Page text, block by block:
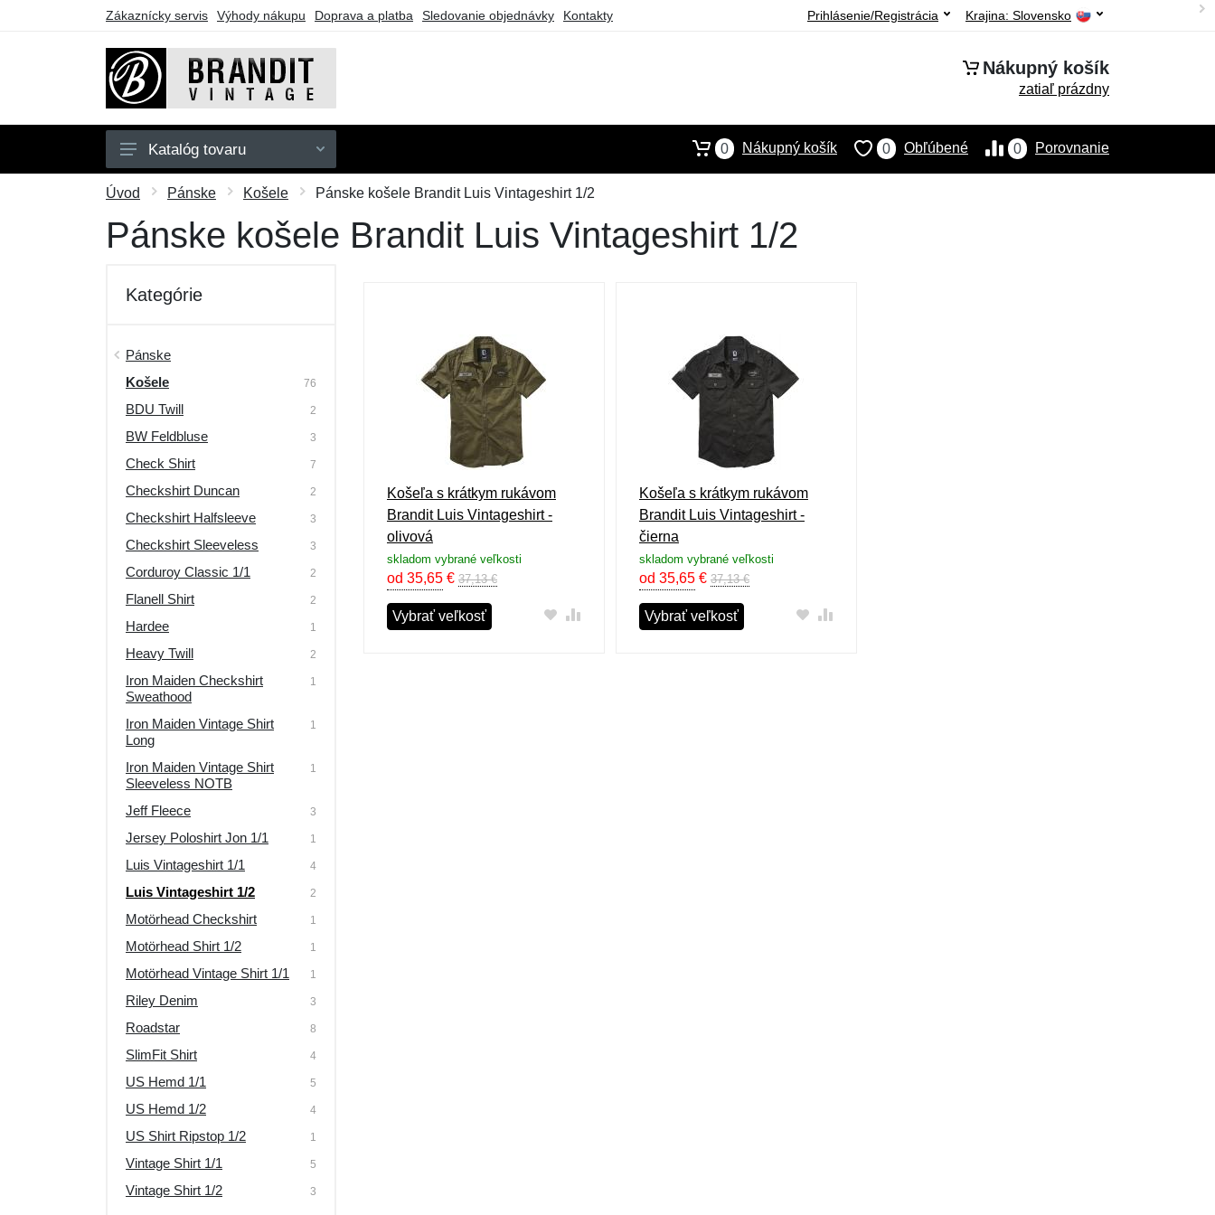
Zákaznícky servis Výhody nákupu Doprava a platba Sledovanie objednávky Kontakty Krajina: Slovensko
Prihlásenie/Registrácia
Nákupný košík
zatiaľ prázdny
Pánske
Dámske
Doplnky
Outdoor
Darčekové poukazy
Výpredaj
Katalóg tovaru 0 Porovnanie
0 Obľúbené
0 Nákupný košík
Úvod Pánske Košele Pánske košele Brandit Luis Vintageshirt 1/2
Pánske košele Brandit Luis Vintageshirt 1/2
Kategórie
Pánske
Košele
76
BDU Twill 2
BW Feldbluse 3
Check Shirt 7
Checkshirt Duncan 2
Checkshirt Halfsleeve 3
Checkshirt Sleeveless 3
Corduroy Classic 1/1 2
Flanell Shirt 2
Hardee 1
Heavy Twill 2
Iron Maiden Checkshirt
Sweathood
1
Iron Maiden Vintage Shirt
Long
1
Iron Maiden Vintage Shirt
Sleeveless NOTB
1
Jeff Fleece 3
Jersey Poloshirt Jon 1/1 1
Luis Vintageshirt 1/1 4
Luis Vintageshirt 1/2 2
Motörhead Checkshirt 1
Motörhead Shirt 1/2 1
Motörhead Vintage Shirt 1/1 1
Riley Denim 3
Roadstar 8
SlimFit Shirt 4
US Hemd 1/1 5
US Hemd 1/2 4
US Shirt Ripstop 1/2 1
Vintage Shirt 1/1 5
Vintage Shirt 1/2 3
Košeľa s krátkym rukávom
Brandit Luis Vintageshirt -
olivová
skladom vybrané veľkosti
od 35,65 € 37,13 €
Vybrať veľkosť
Košeľa s krátkym rukávom
Brandit Luis Vintageshirt -
čierna
skladom vybrané veľkosti
od 35,65€ 37,13 €
Vybrať veľkosť